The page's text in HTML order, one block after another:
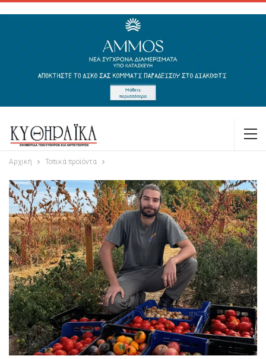
Αρχική Τοπικά προϊόντα